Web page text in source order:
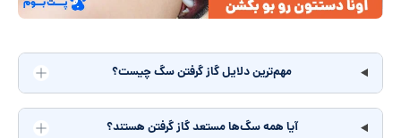
مهم‌ترین دلایل گاز گرفتن سگ چیست؟
آیا همه سگ‌ها مستعد گاز گرفتن هستند؟